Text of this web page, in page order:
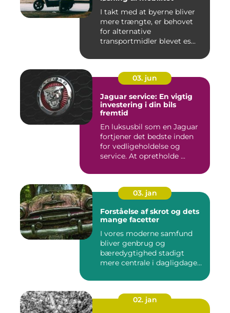
I takt med at byerne bliver
mere trængte, er behovet
for alternative
transportmidler blevet es...
03. jun
Jaguar service: En vigtig
investering i din bils
fremtid
En luksusbil som en Jaguar
fortjener det bedste inden
for vedligeholdelse og
service. At opretholde ...
03. jan
Forståelse af skrot og dets
mange facetter
I vores moderne samfund
bliver genbrug og
bæredygtighed stadigt
mere centrale i dagligdagen.
02. jan